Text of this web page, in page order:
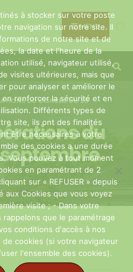
MENU
DU CONSEIL DU 25
du
à stocker sur votre poste
navigation sur notre site. Il
de notre site et de
la date et l'heure de la
utilisé, navigateur utilisé,
visites ultérieures, mais que
pour analyser et améliorer le
renforcer la sécurité et en
Différents types de
site, ils ont des finalités
être nécessaires à votre
des cookies a une durée
Vous pouvez à tout moment
en paramétrant de 2
sur « REFUSER » depuis
aux Cookies que vous voyez
visite ; - Dans votre
que le paramétrage
conditions d'accès à nos
cookies (si votre navigateur
l'ensemble des cookies).